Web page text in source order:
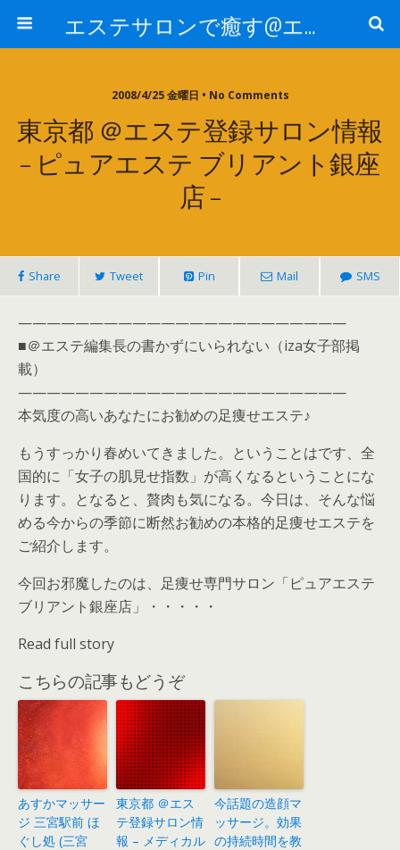
エステサロンで癒す@エステ～全国エステ情報
2008/4/25 金曜日 • No Comments
東京都 ＠エステ登録サロン情報
– ピュアエステ ブリアント銀座
店 –
Share Tweet Pin Mail SMS
———————————————————————
■＠エステ編集長の書かずにいられない（iza女子部掲
載）
———————————————————————
本気度の高いあなたにお勧めの足痩せエステ♪
もうすっかり春めいてきました。ということはです、全
国的に「女子の肌見せ指数」が高くなるということにな
ります。となると、贅肉も気になる。今日は、そんな悩
める今からの季節に断然お勧めの本格的足痩せエステを
ご紹介します。
今回お邪魔したのは、足痩せ専門サロン「ピュアエステ
ブリアント銀座店」・・・・・
Read full story
こちらの記事もどうぞ
あすかマッサー
ジ 三宮駅前 ほ
ぐし処 (三宮
東京都 ＠エス
テ登録サロン情
報 – メディカル
今話題の造顔マ
ッサージ。効果
の持続時間を教